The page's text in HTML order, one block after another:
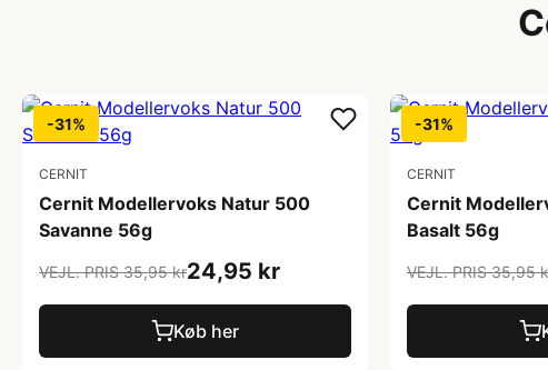
-31%
CERNIT
Cernit Modellervoks Natur 500
Savanne 56g
VEJL. PRIS 35,95 kr24,95 kr
Køb her
-31%
CERNIT
Cernit
Basalt 56g
VEJL. PRIS 35,95